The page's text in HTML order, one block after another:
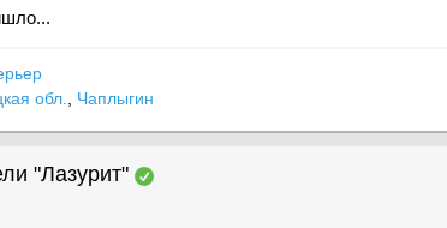
обл. Чаплыгин
"Лазурит"